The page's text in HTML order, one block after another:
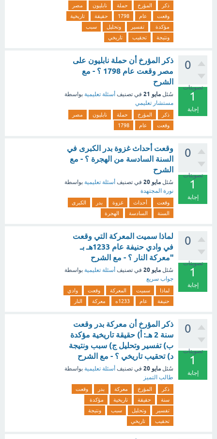
ذكر المؤرخ حملة نابليون
مصر
وقعت
عام 1798 حقيقة
تاريخية
مؤكدة
تفسير وتحليل
سبب
ونتيجة
تحقيب تاريخي
0
تصويتات
1
إجابة
ذكر المؤرخ أن حملة نابليون على
مصر وقعت عام 1798 ؟ - مع
الشرح
سُئل مايو 21 في تصنيف أسئلة تعليمية بواسطة
مستشار تعليمي
ذكر المؤرخ حملة نابليون
مصر
وقعت
عام 1798
0
تصويتات
1
إجابة
وقعت أحداث غزوة بدر الكبرى في
السنة السادسة من الهجرة ؟ - مع
الشرح
سُئل مايو 20 في تصنيف أسئلة تعليمية بواسطة
نورة المجتهدة
وقعت أحداث غزوة بدر
الكبرى
السنة
السادسة الهجرة
0
تصويتات
1
إجابة
لماذا سميت المعركة التي وقعت
في وادي حنيفة عام 1233هـ بـ
"معركة النار ؟ - مع الشرح
سُئل مايو 20 في تصنيف أسئلة تعليمية بواسطة
جواب سريع
لماذا سميت المعركة وقعت
وادي
حنيفة
عام 1233ه معركة النار
0
تصويتات
1
إجابة
ذكر المؤرخ أن معركة بدر وقعت
سنة 2 هـ: أ) حقيقة تاريخية مؤكدة
ب) تفسير وتحليل ج) سبب ونتيجة
د) تحقيب تاريخي ؟ - مع الشرح
سُئل مايو 20 في تصنيف أسئلة تعليمية بواسطة
طالب التميز
ذكر المؤرخ معركة بدر
وقعت
سنة
حقيقة تاريخية
مؤكدة
تفسير
وتحليل سبب
ونتيجة
تحقيب
تاريخي